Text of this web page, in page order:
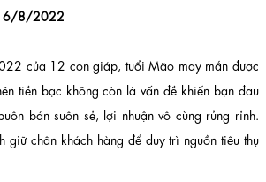
6/8/2022
của 12 con giáp, tuổi Mão may mắn được
tiền bạc không còn là vấn đề khiến bạn đau
bán suôn sẻ, lợi nhuận vô cùng rủng rỉnh.
giữ chân khách hàng để duy trì nguồn tiêu thụ